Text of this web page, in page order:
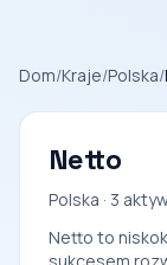
Dom/Kraje/Polska/
Netto
Polska · 3
Netto to